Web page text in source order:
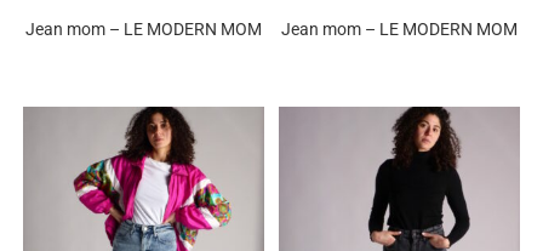
Jean mom – LE MODERN MOM Jean mom – LE MODERN MOM